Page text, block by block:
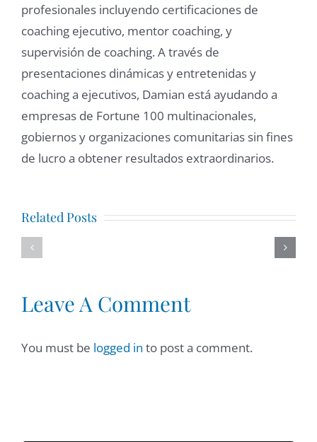
profesionales incluyendo certificaciones de
coaching ejecutivo, mentor coaching, y
supervisión de coaching. A través de
presentaciones dinámicas y entretenidas y
coaching a ejecutivos, Damian está ayudando a
empresas de Fortune 100 multinacionales,
gobiernos y organizaciones comunitarias sin fines
de lucro a obtener resultados extraordinarios.
Related PostsSeguridad,
Pertenencia
Coaching
Leave A Comment
You must be logged in to post a comment.